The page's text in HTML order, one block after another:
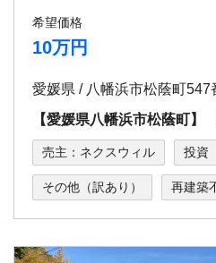
希望価格
10万円
愛媛県 / 八幡浜市松蔭町547
【愛媛県八幡浜市松蔭町
売主：ネクスウィル 投資
その他（訳あり） 再建築